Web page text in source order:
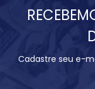
Cadastre seu e-